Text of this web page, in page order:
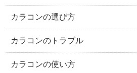
カラコンの選び方
カラコンのトラブル
カラコンの使い方